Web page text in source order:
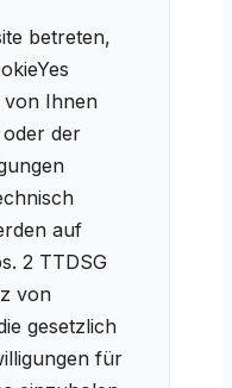
betreten,
von Ihnen
der
auf
2 TTDSG
von
gesetzlich
für